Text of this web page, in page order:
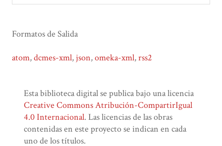
Formatos de Salida
atom,dcmes-xml, json,omeka-xml,rss2
Esta biblioteca digital se publica bajo una licencia
Creative Commons Atribución-CompartirIgual
4.0 Internacional. Las licencias de las obras
contenidas en este proyecto se indican en cada
uno de los títulos.